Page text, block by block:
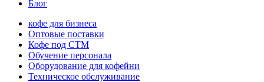
Блог
кофе для бизнеса
Оптовые поставки
Кофе под СТМ
Обучение персонала
Оборудование для кофейни
Техническое обслуживание